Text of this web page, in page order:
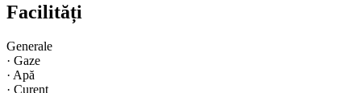
Facilități
Generale
· Gaze
· Apă
· Curent